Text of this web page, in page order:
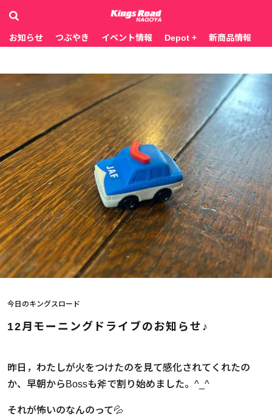
お知らせ つぶやき イベント情報 Depot + 新商品情報
今日のキングスロード
12月モーニングドライブのお知らせ♪
昨日，わたしが火をつけたのを見て感化されてくれたの
か、早朝からBossも斧で割り始めました。^_^
それが怖いのなんのって💦